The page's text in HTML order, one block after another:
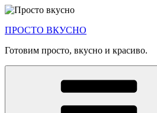
Перейти
содержимому
ПРОСТО ВКУСНО
Готовим просто, вкусно и красиво.